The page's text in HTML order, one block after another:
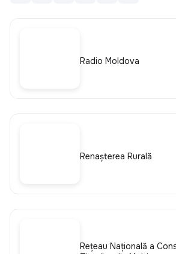
Radio Moldova
Renașterea Rurală
Rețeau Națională a